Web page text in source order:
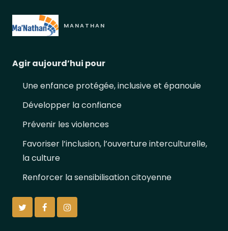
MANATHAN
Agir aujourd’hui pour
Une enfance protégée, inclusive et épanouie
Développer la confiance
Prévenir les violences
Favoriser l’inclusion, l’ouverture interculturelle,
la culture
Renforcer la sensibilisation citoyenne